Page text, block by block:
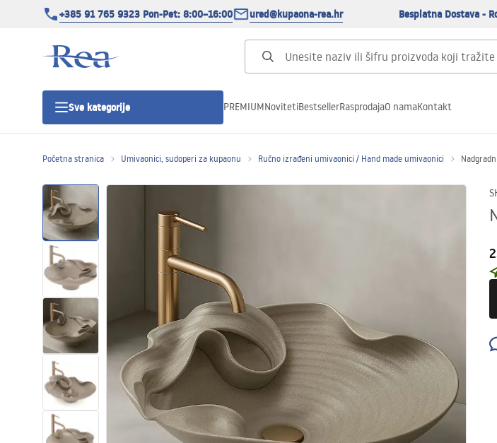
+385 91 765 9323 Pon-Pet: 8:00–16:00 ured@kupaona-rea.hr Besplatna Dostava -
Sve kategorije
Tuš vrata
Tuš Kanalice
WC školjke
Umivaonici
Kade i paravani
PREMIUMNovitetiBestsellerRasprodajaO namaKontakt
Početna stranica Umivaonici, sudoperi za kupaonu Ručno izrađeni umivaonici / Hand made umivaonici